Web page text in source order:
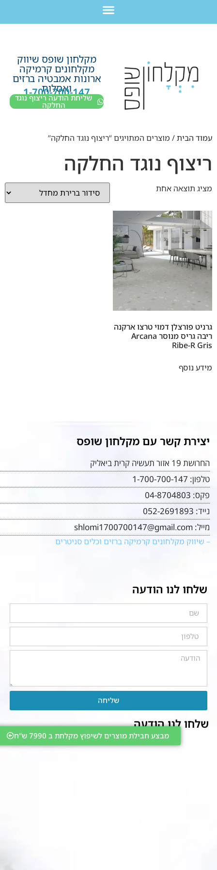
מבצע חבילת מוצרים לשיפוץ מקלחת ב 7990 ש"ח
מקלחון שופס שיווק
מקלחונים קרמיקה
ארונות אמבטיה ברזים
ואסלות
1-700-700-147
שליחת הודעה ריצוף נוגד
החלקה
עמוד הבית/ מוצרים המתויגים “ריצוף נוגד החלקה”
ריצוף נוגד החלקה
מציג תוצאה אחת
גרניט פורצלן דמוי טרצו ארקנה
ריבה גריס מנוסר Arcana
Ribe-R Gris
מידע נוסף
יצירת קשר עם מקלחון שופס
החרושת 19 אזור תעשיה קרית ביאליק
טלפון: 1-700-700-147
פקס: 04-8704803
נייד: 052-2691893
מייל: shlomi1700700147@gmail.com
– שיווק מקלחונים קרמיקה ברזים וכלים סניטרים
שלחו לנו הודעה
שליחה
שלחו לנו הודעה